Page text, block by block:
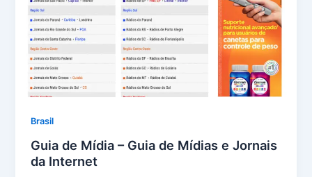
Brasil
Guia de Mídia – Guia de Mídias e Jornais
da Internet